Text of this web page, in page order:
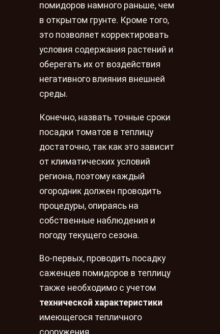
помидоров намного раньше, чем
в открытом грунте. Кроме того,
это позволяет корректировать
условия содержания растений и
оберегать их от воздействия
негативного влияния внешней
среды.
Конечно, назвать точные сроки
посадки томатов в теплицу
достаточно, так как это зависит
от климатических условий
региона, поэтому каждый
огородник должен проводить
процедуры, опираясь на
собственные наблюдения и
погоду текущего сезона.
Во-первых, проводить посадку
саженцев помидоров в теплицу
также необходимо с учетом
технической характеристики
имеющегося тепличного